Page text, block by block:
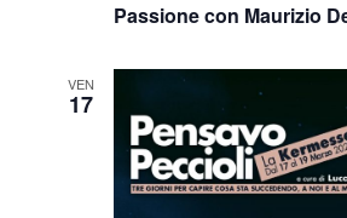
Passione con Maurizio
VEN
17